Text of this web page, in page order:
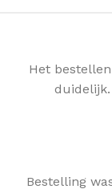
Het
Bestelling